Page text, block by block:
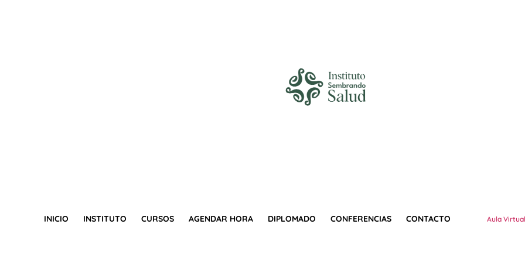
INICIO INSTITUTO CURSOS AGENDAR HORA DIPLOMADO CONFERENCIAS CONTACTO Aula Virtual